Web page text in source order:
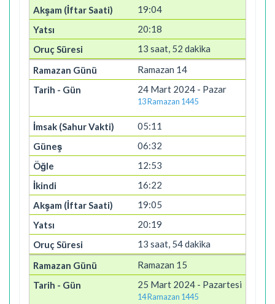
19:04
20:18
13 saat, 52 dakika
Ramazan 14
24 Mart 2024 - Pazar
13 Ramazan 1445
05:11
06:32
12:53
16:22
19:05
20:19
13 saat, 54 dakika
Ramazan 15
25 Mart 2024 - Pazartesi
14 Ramazan 1445